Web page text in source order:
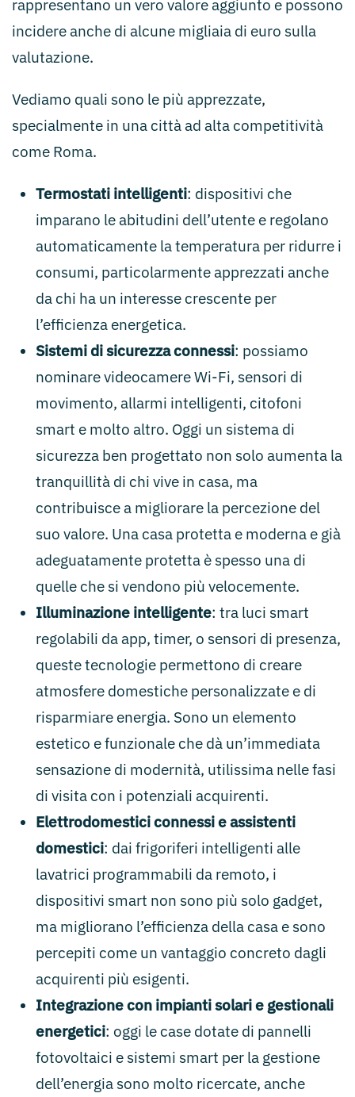
rappresentano un vero valore aggiunto e possono
incidere anche di alcune migliaia di euro sulla
valutazione.
Vediamo quali sono le più apprezzate,
specialmente in una città ad alta competitività
come Roma.
Termostati intelligenti: dispositivi che
imparano le abitudini dell’utente e regolano
automaticamente la temperatura per ridurre i
consumi, particolarmente apprezzati anche
da chi ha un interesse crescente per
l’efficienza energetica.
Sistemi di sicurezza connessi: possiamo
nominare videocamere Wi-Fi, sensori di
movimento, allarmi intelligenti, citofoni
smart e molto altro. Oggi un sistema di
sicurezza ben progettato non solo aumenta la
tranquillità di chi vive in casa, ma
contribuisce a migliorare la percezione del
suo valore. Una casa protetta e moderna e già
adeguatamente protetta è spesso una di
quelle che si vendono più velocemente.
Illuminazione intelligente: tra luci smart
regolabili da app, timer, o sensori di presenza,
queste tecnologie permettono di creare
atmosfere domestiche personalizzate e di
risparmiare energia. Sono un elemento
estetico e funzionale che dà un’immediata
sensazione di modernità, utilissima nelle fasi
di visita con i potenziali acquirenti.
Elettrodomestici connessi e assistenti
domestici: dai frigoriferi intelligenti alle
lavatrici programmabili da remoto, i
dispositivi smart non sono più solo gadget,
ma migliorano l’efficienza della casa e sono
percepiti come un vantaggio concreto dagli
acquirenti più esigenti.
Integrazione con impianti solari e gestionali
energetici: oggi le case dotate di pannelli
fotovoltaici e sistemi smart per la gestione
dell’energia sono molto ricercate, anche